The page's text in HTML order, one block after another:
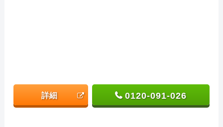
詳細 0120-091-026